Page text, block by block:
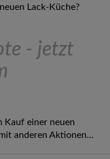
Lack-Küche?
- jetzt
Kauf einer neuen
anderen Aktionen...